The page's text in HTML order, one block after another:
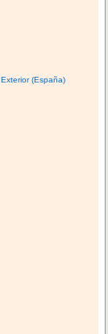
(España)